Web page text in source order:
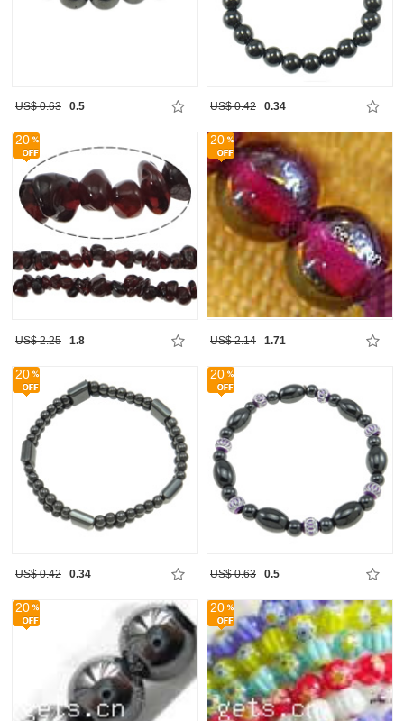
US$ 0.63 0.5 US$ 0.42 0.34
20
US$ 2.25 1.8
20
US$ 2.14 1.71
20
US$ 0.42 0.34
20
US$ 0.63 0.5
20 20